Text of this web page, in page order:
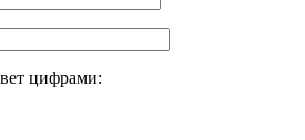
цифрами: